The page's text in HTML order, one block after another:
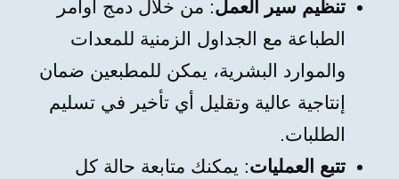
تنظيم سير العمل: من خلال دمج أوامر
الطباعة مع الجداول الزمنية للمعدات
والموارد البشرية، يمكن للمطبعين ضمان
إنتاجية عالية وتقليل أي تأخير في تسليم
الطلبات.
تتبع العمليات: يمكنك متابعة حالة كل